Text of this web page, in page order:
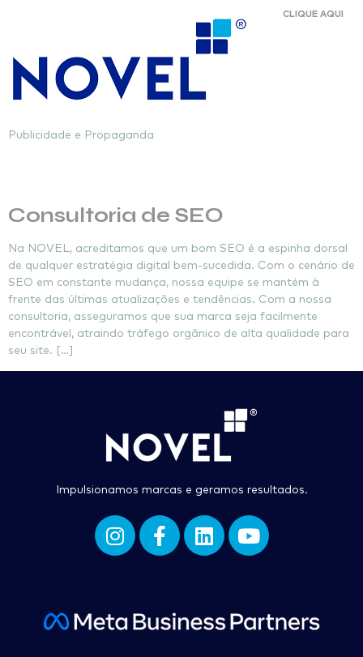
Publicidade e Propaganda
Consultoria de SEO
Na NOVEL, acreditamos que um bom SEO é a espinha dorsal
de qualquer estratégia digital bem-sucedida. Com o cenário de
SEO em constante mudança, nossa equipe se mantém à
frente das últimas atualizações e tendências. Com a nossa
consultoria, asseguramos que sua marca seja facilmente
encontrável, atraindo tráfego orgânico de alta qualidade para
seu site. […]
Impulsionamos marcas e geramos resultados.
CLIQUE AQUI